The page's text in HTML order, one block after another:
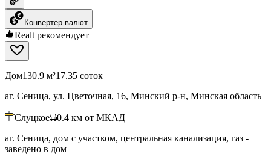
Конвертер валют
Realt рекомендует
Дом130.9 м²17.35 соток
аг. Сеница, ул. Цветочная, 16, Минский р-н, Минская область
Слуцкое 0.4 км от МКАД
аг. Сеница, дом с участком, центральная канализация, газ -
заведено в дом